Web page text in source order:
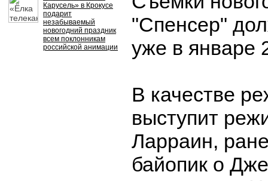
Карусель» в Крокусе
подарит
незабываемый
новогодний праздник
всем поклонникам
российской анимации
"Спенсер"
уже в январе
В качестве
выступит
Ларраин,
байопик о